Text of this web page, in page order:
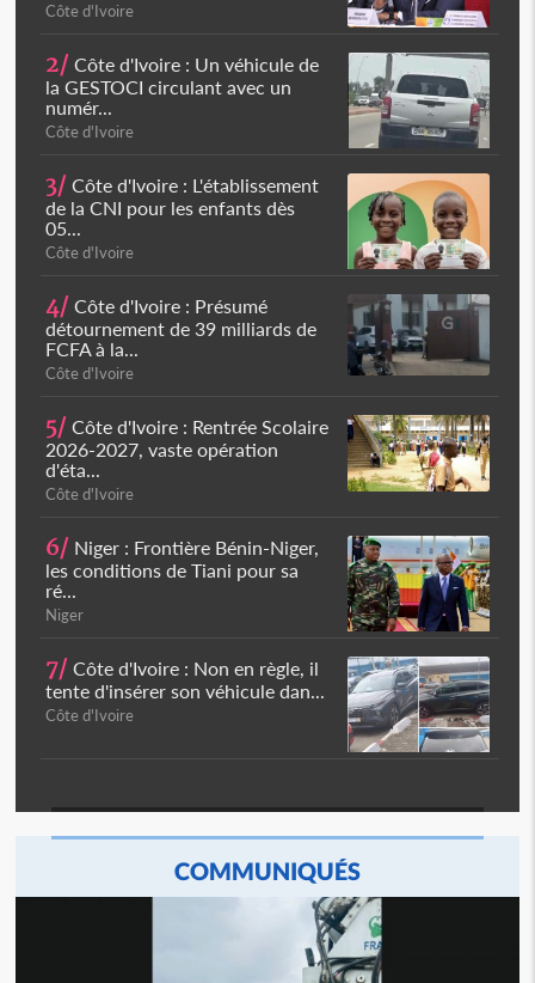
Côte d'Ivoire
2/ Côte d'Ivoire : Un véhicule de
la GESTOCI circulant avec un
numér...
Côte d'Ivoire
3/ Côte d'Ivoire : L'établissement
de la CNI pour les enfants dès
05...
Côte d'Ivoire
4/ Côte d'Ivoire : Présumé
détournement de 39 milliards de
FCFA à la...
Côte d'Ivoire
5/ Côte d'Ivoire : Rentrée Scolaire
2026-2027, vaste opération
d'éta...
Côte d'Ivoire
6/ Niger : Frontière Bénin-Niger,
les conditions de Tiani pour sa
ré...
Niger
7/ Côte d'Ivoire : Non en règle, il
tente d'insérer son véhicule dan...
Côte d'Ivoire
COMMUNIQUÉS